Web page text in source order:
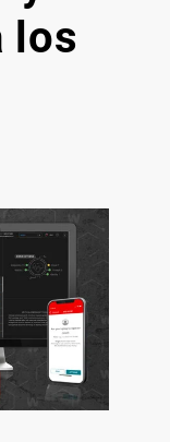
los